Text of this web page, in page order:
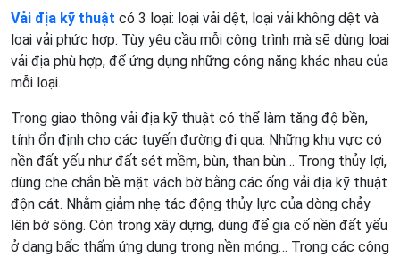
Vải địa kỹ thuật có 3 loại: loại vải dệt, loại vải không dệt và
loại vải phức hợp. Tùy yêu cầu mỗi công trình mà sẽ dùng loại
vải địa phù hợp, để ứng dụng những công năng khác nhau của
mỗi loại.
Trong giao thông vải địa kỹ thuật có thể làm tăng độ bền,
tính ổn định cho các tuyến đường đi qua. Những khu vực có
nền đất yếu như đất sét mềm, bùn, than bùn… Trong thủy lợi,
dùng che chắn bề mặt vách bờ bằng các ống vải địa kỹ thuật
độn cát. Nhằm giảm nhẹ tác động thủy lực của dòng chảy
lên bờ sông. Còn trong xây dựng, dùng để gia cố nền đất yếu
ở dạng bấc thấm ứng dụng trong nền móng… Trong các công